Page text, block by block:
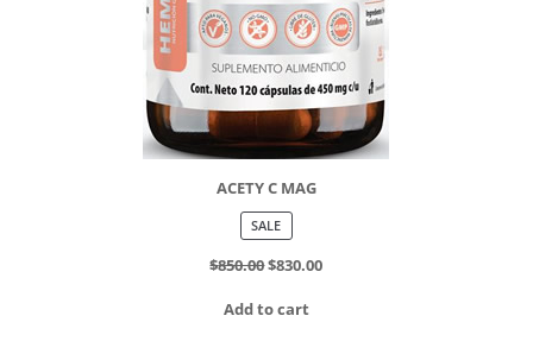
ACETY C MAG
SALEPRODUCT
ON
SALE
$850.00$830.00
Add to cart